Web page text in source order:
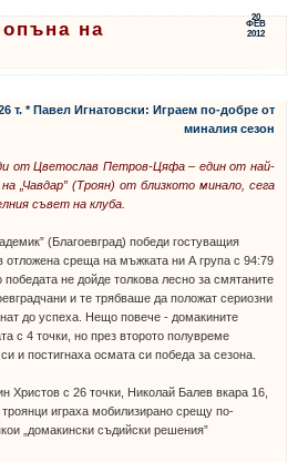
20
ФЕВ
2012
на
т. * Павел Игнатовски: Играем по-добре от
миналия сезон
от Цветослав Петров-Цяфа – един от най-
„Чавдар” (Троян) от близкото минало, сега
съвет на клуба.
(Благоевград) победи гостуващия
отложена среща на мъжката ни А група с 94:79
не дойде толкова лесно за смятаните
и те трябваше да положат сериозни
до успеха. Нещо повече - домакините
с 4 точки, но през второто полувреме
и постигнаха осмата си победа за сезона.
Христов с 26 точки, Николай Балев вкара 16,
играха мобилизирано срещу по-
„домакински съдийски решения”